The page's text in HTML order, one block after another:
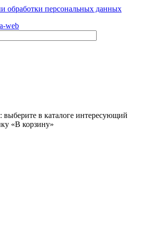
обработки персональных данных
web
выберите в каталоге интересующий
«В корзину»